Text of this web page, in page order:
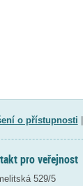
o přístupnosti
pro veřejnost
529/5